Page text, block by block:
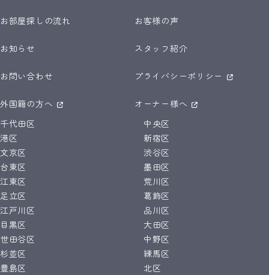
お部屋探しの流れ お客様の声
お知らせ スタッフ紹介
お問い合わせ プライバシーポリシー
外国籍の方へ
オーナー様へ
千代田区
中央区
港区
新宿区
文京区
渋谷区
台東区
墨田区
江東区
荒川区
足立区
葛飾区
江戸川区
品川区
目黒区
大田区
世田谷区
中野区
杉並区
練馬区
豊島区
北区